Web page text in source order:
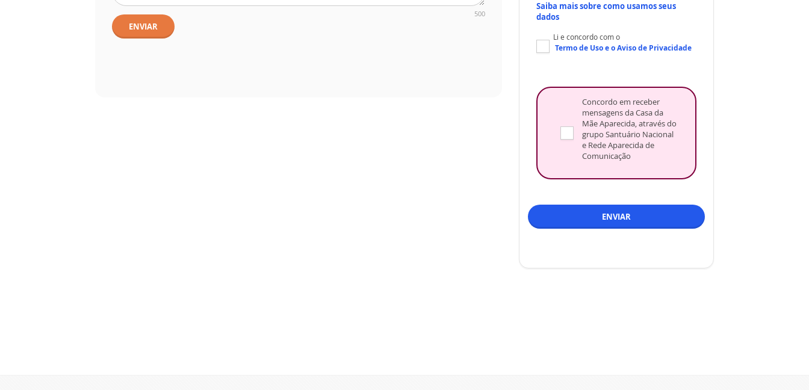
500
ENVIAR
Saiba mais sobre como usamos seus
dados
Li e concordo com o
Termo de Usoe oAviso de Privacidade
Concordo em receber
mensagens da Casa da
Mãe Aparecida, através do
grupo Santuário Nacional
e Rede Aparecida de
Comunicação
ENVIAR